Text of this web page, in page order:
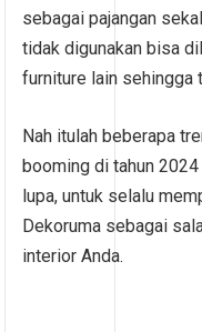
sebagai pajangan
tidak digunakan bisa
furniture lain sehingga
Nah itulah beberapa
booming di tahun
lupa, untuk selalu
Dekoruma sebagai
interior Anda.